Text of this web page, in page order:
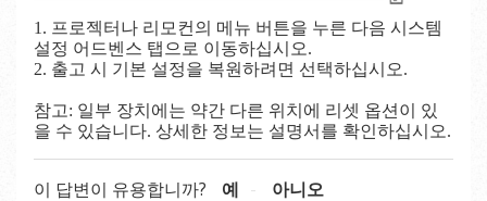
1. 프로젝터나 리모컨의 메뉴 버튼을 누른 다음 시스템
설정 어드벤스 탭으로 이동하십시오.
2. 출고 시 기본 설정을 복원하려면 선택하십시오.
참고: 일부 장치에는 약간 다른 위치에 리셋 옵션이 있
을 수 있습니다. 상세한 정보는 설명서를 확인하십시오.
이 답변이 유용합니까? 예 아니오